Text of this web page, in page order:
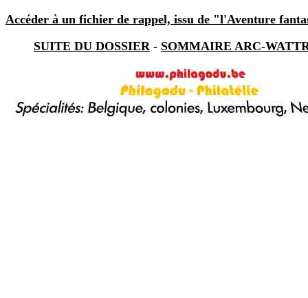
Accéder à un fichier de rappel, issu de "l'Aventure
SUITE DU DOSSIER - SOMMAIRE ARC-